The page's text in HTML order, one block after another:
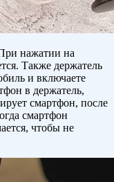
нажатии на
Также держатель
и включаете
в держатель,
смартфон, после
смартфон
чтобы не